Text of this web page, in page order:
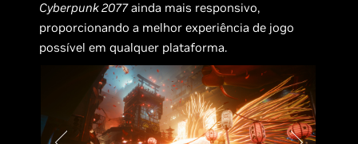
Cyberpunk 2077ainda mais responsivo,
proporcionando a melhor experiência de jogo
possível em qualquer plataforma.